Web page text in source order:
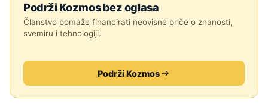
Podrži Kozmos bez oglasa
Članstvo pomaže financirati neovisne priče o znanosti,
svemiru i tehnologiji.
Podrži Kozmos